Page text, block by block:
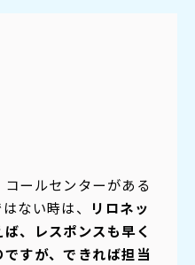
ールセンターがある
ない時は、
リロネッ
、レスポンスも早く
すが、できれば担当